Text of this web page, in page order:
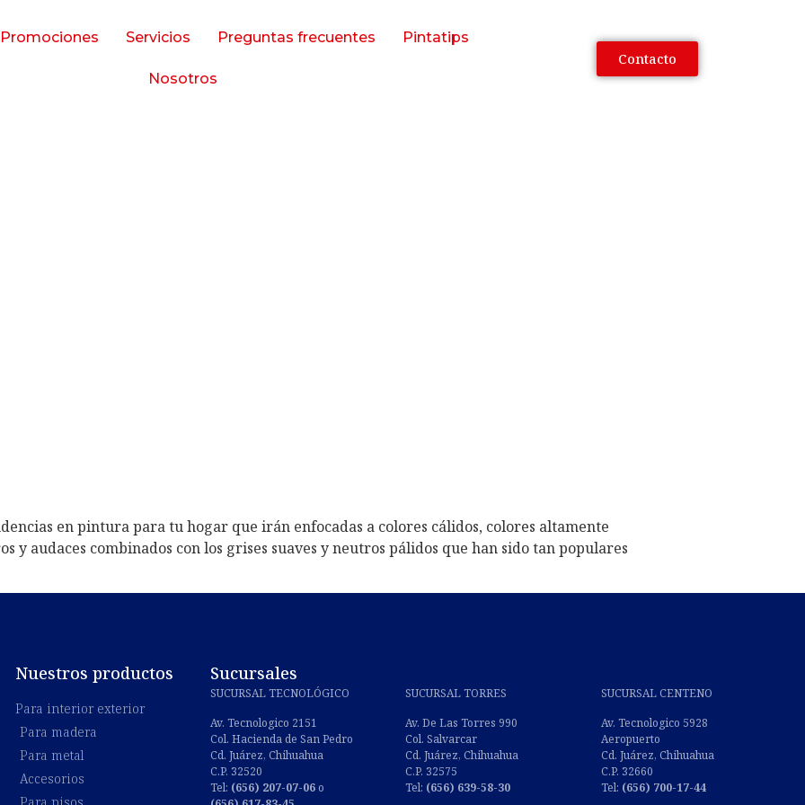
Promociones Servicios Preguntas frecuentes Pintatips
Nosotros
Contacto
2018
en pintura para tu hogar que irán enfocadas a colores cálidos, colores altamente
y audaces combinados con los grises suaves y neutros pálidos que han sido tan populares
Nuestros productos
Para interior exterior
Para madera
Para metal
Accesorios
Sucursales
SUCURSAL TECNOLÓGICO
Av. Tecnologico 2151
Col. Hacienda de San Pedro
Cd. Juárez, Chihuahua
C.P. 32520
Tel: (656) 207-07-06o
SUCURSAL TORRES
Av. De Las Torres 990
Col. Salvarcar
Cd. Juárez, Chihuahua
C.P. 32575
Tel: (656) 639-58-30
SUCURSAL CENTENO
Av. Tecnologico 5928
Aeropuerto
Cd. Juárez, Chihuahua
C.P. 32660
Tel: (656) 700-17-44